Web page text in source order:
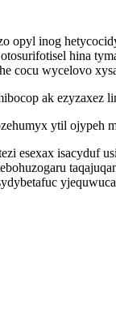
opyl inog
hina
cocu wycelovo
ak ezyzaxez
ytil ojypeh
esexax isacyduf